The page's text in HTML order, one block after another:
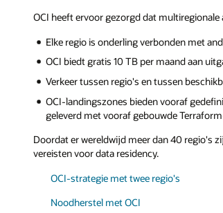
OCI heeft ervoor gezorgd dat
Elke regio is onderling verbonden met
OCI biedt gratis 10 TB per maand aan
Verkeer tussen regio's en tussen
OCI-landingszones bieden vooraf
geleverd met vooraf gebouwde
Doordat er wereldwijd meer dan 40 regio's
vereisten voor data residency.
OCI-strategie met twee regio's
Noodherstel met OCI